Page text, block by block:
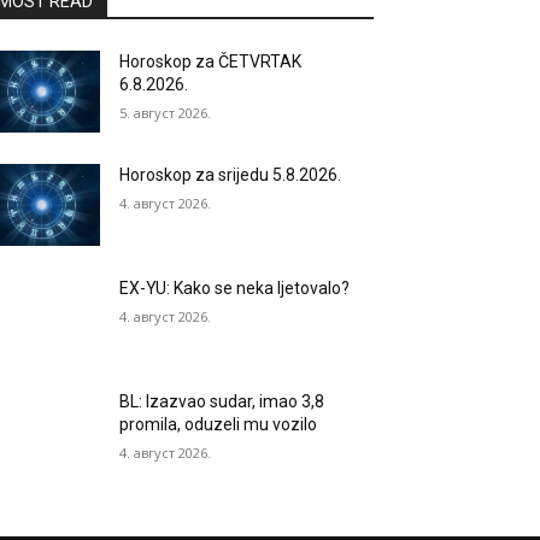
Horoskop za ČETVRTAK
6.8.2026.
5. август 2026.
Horoskop za srijedu 5.8.2026.
4. август 2026.
EX-YU: Kako se neka ljetovalo?
4. август 2026.
BL: Izazvao sudar, imao 3,8
promila, oduzeli mu vozilo
4. август 2026.